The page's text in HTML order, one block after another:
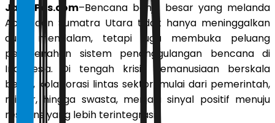
JawaPos.com–Bencana banjir besar yang melanda
Aceh dan Sumatra Utara tidak hanya meninggalkan
duka mendalam, tetapi juga membuka peluang
pembenahan sistem penanggulangan bencana di
Indonesia. Di tengah krisis kemanusiaan berskala
besar, kolaborasi lintas sektor, mulai dari pemerintah,
militer, hingga swasta, menjadi sinyal positif menuju
respons yang lebih terintegrasi.